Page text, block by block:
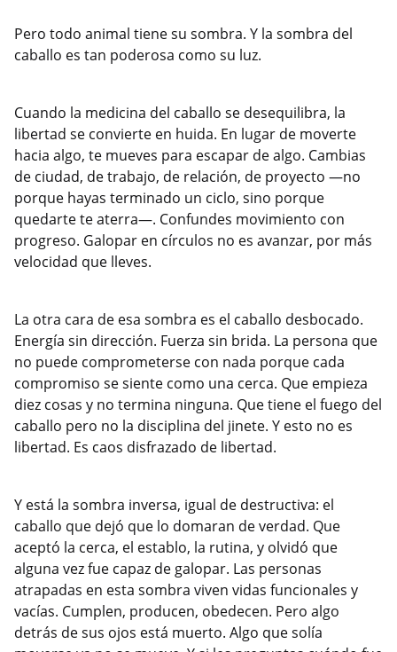
Pero todo animal tiene su sombra. Y la sombra del
caballo es tan poderosa como su luz.
Cuando la medicina del caballo se desequilibra, la
libertad se convierte en huida. En lugar de moverte
hacia algo, te mueves para escapar de algo. Cambias
de ciudad, de trabajo, de relación, de proyecto —no
porque hayas terminado un ciclo, sino porque
quedarte te aterra—. Confundes movimiento con
progreso. Galopar en círculos no es avanzar, por más
velocidad que lleves.
La otra cara de esa sombra es el caballo desbocado.
Energía sin dirección. Fuerza sin brida. La persona que
no puede comprometerse con nada porque cada
compromiso se siente como una cerca. Que empieza
diez cosas y no termina ninguna. Que tiene el fuego del
caballo pero no la disciplina del jinete. Y esto no es
libertad. Es caos disfrazado de libertad.
Y está la sombra inversa, igual de destructiva: el
caballo que dejó que lo domaran de verdad. Que
aceptó la cerca, el establo, la rutina, y olvidó que
alguna vez fue capaz de galopar. Las personas
atrapadas en esta sombra viven vidas funcionales y
vacías. Cumplen, producen, obedecen. Pero algo
detrás de sus ojos está muerto. Algo que solía